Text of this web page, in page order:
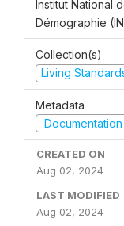
Institut National
Démographie
Collection(s)
Living
Metadata
Documentation
CREATED ON
Aug 02, 2024
LAST MODIFIED
Aug 02, 2024